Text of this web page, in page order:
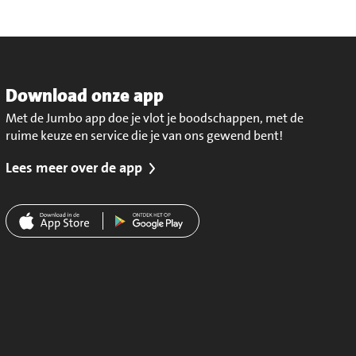
Download onze app
Met de Jumbo app doe je vlot je boodschappen, met de
ruime keuze en service die je van ons gewend bent!
Lees meer over de app